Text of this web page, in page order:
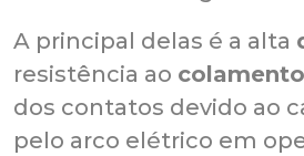
A principal delas é a alta
resistência ao colamento
dos contatos devido ao
pelo arco elétrico em